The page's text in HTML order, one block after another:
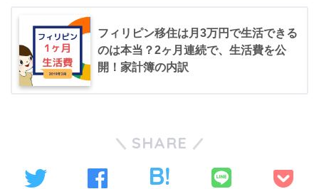
フィリピン移住は月3万円で生活できる
のは本当？2ヶ月連続で、生活費を公
開！家計簿の内訳
SHARE